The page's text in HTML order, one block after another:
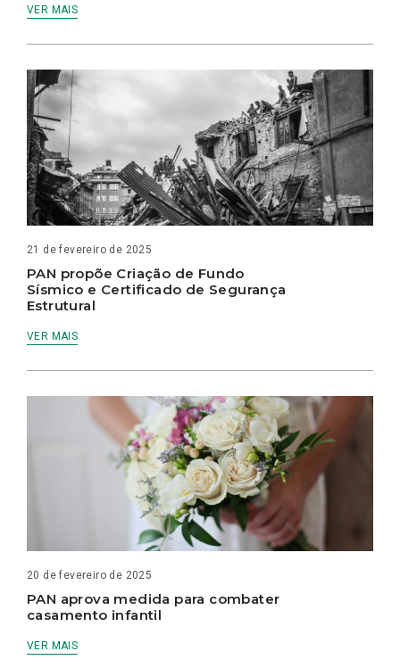
VER MAIS
21 de fevereiro de 2025
PAN propõe Criação de Fundo
Sísmico e Certificado de Segurança
Estrutural
VER MAIS
20 de fevereiro de 2025
PAN aprova medida para combater
casamento infantil
VER MAIS